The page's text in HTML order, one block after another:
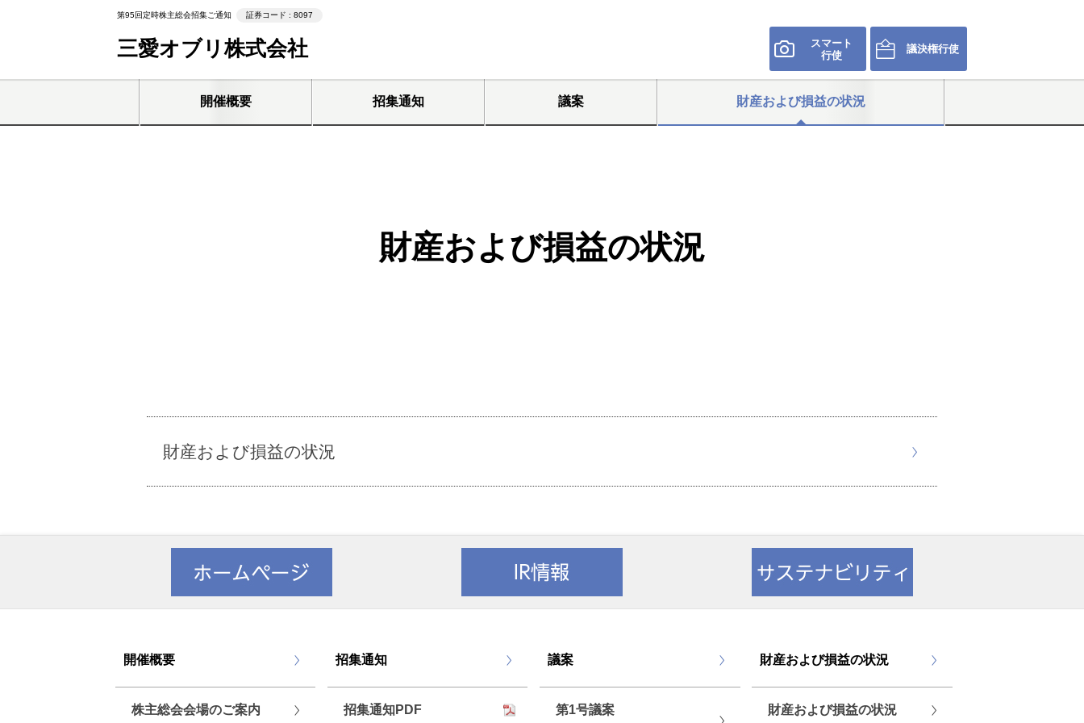
第95回定時株主総会招集ご通知 証券コード : 8097
三愛オブリ株式会社
スマート
行使
議決権行使
開催概要 招集通知 議案 財産および損益の状況
財産および損益の状況
財産および損益の状況
開催概要
株主総会会場のご案内
招集通知
招集通知PDF
議案
第1号議案
財産および損益の状況
財産および損益の状況